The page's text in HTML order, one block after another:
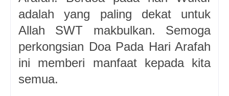
adalah yang paling dekat untuk
Allah SWT makbulkan. Semoga
perkongsian Doa Pada Hari Arafah
ini memberi manfaat kepada kita
semua.